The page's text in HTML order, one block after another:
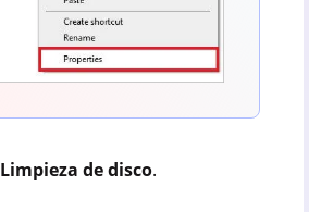
Limpieza de disco.